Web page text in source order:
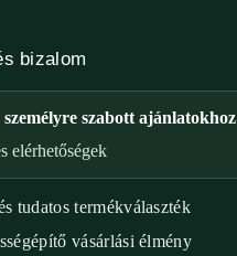
bizalom
személyre szabott ajánlatokhoz
elérhetőségek
tudatos termékválaszték
vásárlási élmény